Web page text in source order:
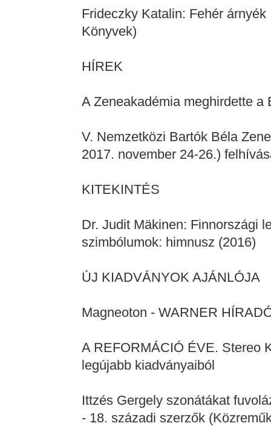
Frideczky Katalin: Fehér
Könyvek)
HÍREK
A Zeneakadémia meghirdette
V. Nemzetközi Bartók Béla
2017. november 24-26.)
KITEKINTÉS
Dr. Judit Mäkinen: Finnországi
szimbólumok: himnusz (2016)
ÚJ KIADVÁNYOK AJÁNLÓJA
Magneoton - WARNER
A REFORMÁCIÓ ÉVE. Stereo
legújabb kiadványaiból
Ittzés Gergely szonátákat
- 18. századi szerzők